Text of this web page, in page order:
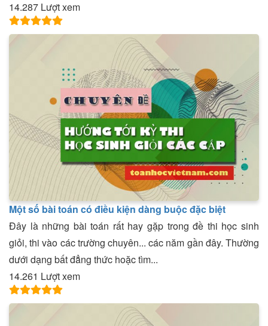
14.287 Lượt xem
Một số bài toán có điều kiện dàng buộc đặc biệt
Đây là những bài toán rất hay gặp trong đề thi học sinh
giỏi, thi vào các trường chuyên... các năm gần đây. Thường
dưới dạng bất đẳng thức hoặc tìm...
14.261 Lượt xem